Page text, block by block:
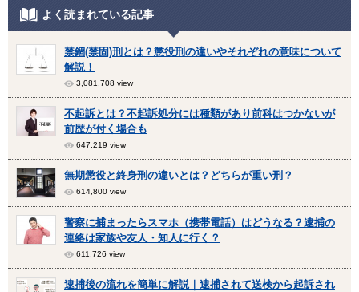
よく読まれている記事
禁錮(禁固)刑とは？懲役刑の違いやそれぞれの意味について
解説！
3,081,708 view
不起訴とは？不起訴処分には種類があり前科はつかないが
前歴が付く場合も
647,219 view
無期懲役と終身刑の違いとは？どちらが重い刑？
614,800 view
警察に捕まったらスマホ（携帯電話）はどうなる？逮捕の
連絡は家族や友人・知人に行く？
611,726 view
逮捕後の流れを簡単に解説｜逮捕されて送検から起訴され